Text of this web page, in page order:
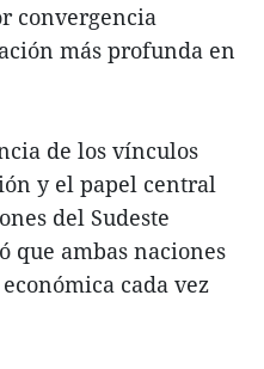
convergencia
más profunda en
de los vínculos
y el papel central
del Sudeste
que ambas naciones
cada vez